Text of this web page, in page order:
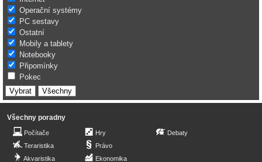
Operační systémy
PC sestavy
Ostatní
Mobily a tablety
Notebooky
Připomínky
Pokec
Všechny poradny
Počítače
Teraristika
Akvaristika
Hry
Právo
Ekonomika
Debaty